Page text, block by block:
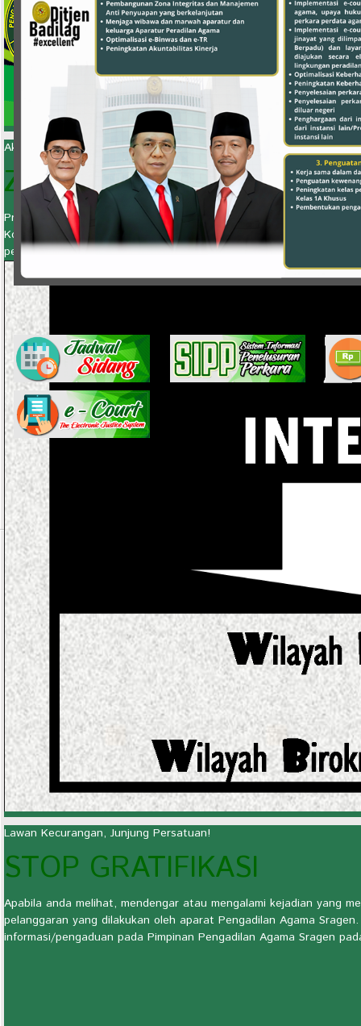
Akuntable, Solid, Responsif, Inovatif
ZONA INTEGRITAS
Predikat yang diberikan kepada instansi pemerintah yang mana
Korupsi dan Wilayah Birokrasi Bersih dan Melayani (WBK &
peningkatan kualitas pelayanan publik.
Lawan Kecurangan, Junjung Persatuan!
STOP GRATIFIKASI
Apabila anda melihat, mendengar atau mengalami kejadian yang
pelanggaran yang dilakukan oleh aparat Pengadilan Agama
informasi/pengaduan pada Pimpinan Pengadilan Agama Sragen
Perjanjian Kinerja (PK)
PERJANJIAN
Perjanjian Kinerja (PK) adalah lembar/dokumen yang berisikan
tinggi kepada pimpinan instansi yang lebih rendah untuk
dengan indikator kinerja. Perjanjian Kinerja Pengadilan Agama
diunduh dibawah ini :
TAHUN 2026
TAHUN 2025
TAHUN 2024
TAHUN 2023
TAHUN 2019